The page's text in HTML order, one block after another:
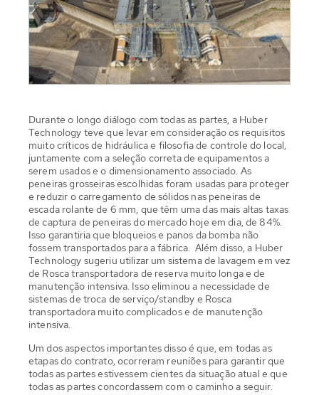
Durante o longo diálogo com todas as partes, a Huber
Technology teve que levar em consideração os requisitos
muito críticos de hidráulica e filosofia de controle do local,
juntamente com a seleção correta de equipamentos a
serem usados e o dimensionamento associado. As
peneiras grosseiras escolhidas foram usadas para proteger
e reduzir o carregamento de sólidos nas peneiras de
escada rolante de 6 mm, que têm uma das mais altas taxas
de captura de peneiras do mercado hoje em dia, de 84%.
Isso garantiria que bloqueios e panos da bomba não
fossem transportados para a fábrica. Além disso, a Huber
Technology sugeriu utilizar um sistema de lavagem em vez
de Rosca transportadora de reserva muito longa e de
manutenção intensiva. Isso eliminou a necessidade de
sistemas de troca de serviço/standby e Rosca
transportadora muito complicados e de manutenção
intensiva.
Um dos aspectos importantes disso é que, em todas as
etapas do contrato, ocorreram reuniões para garantir que
todas as partes estivessem cientes da situação atual e que
todas as partes concordassem com o caminho a seguir.